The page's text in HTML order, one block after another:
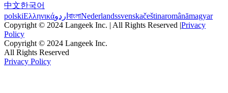
中文한국어
polskiΕλληνικάاردو বাংলাNederlandssvenskačeštinaromânămagyar
Copyright © 2024 Langeek Inc. | All Rights Reserved |Privacy
Policy
Copyright © 2024 Langeek Inc.
All Rights Reserved
Privacy Policy